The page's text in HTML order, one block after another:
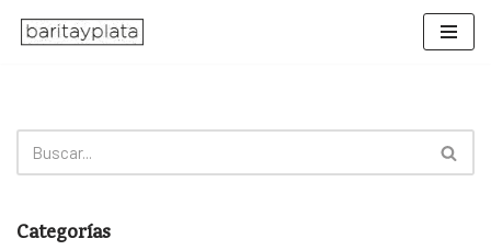
Categorías